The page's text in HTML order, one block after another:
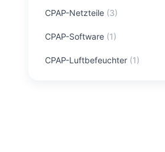
CPAP-Netzteile (3)
CPAP-Software (1)
CPAP-Luftbefeuchter (1)